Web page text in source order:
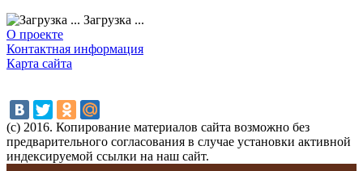
Загрузка ...
О проекте
Контактная информация
Карта сайта
(с) 2016. Копирование материалов сайта возможно без
предварительного согласования в случае установки активной
индексируемой ссылки на наш сайт.